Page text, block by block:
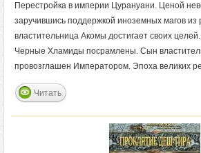
Перестройка в империи Цурануани. Ценой
заручившись поддержкой иноземных магов из
властительница Акомы достигает своих
Черные Хламиды посрамлены. Сын
провозглашен Императором. Эпоха великих
Читать